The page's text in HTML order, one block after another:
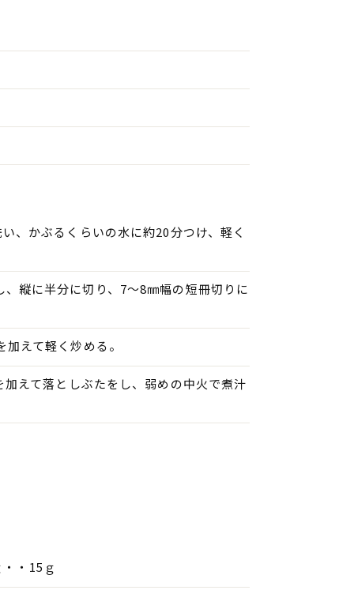
、かぶるくらいの水に約20分つけ、軽く
縦に半分に切り、7～8㎜幅の短冊切りに
えて軽く炒める。
えて落としぶたをし、弱めの中火で煮汁
・15ｇ